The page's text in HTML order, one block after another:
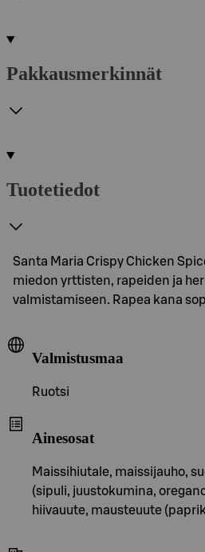
Pakkausmerkinnät
Tuotetiedot
Santa Maria Crispy Chicken
miedon yrttisten, rapeiden ja
valmistamiseen. Rapea kana
Valmistusmaa
Ruotsi
Ainesosat
Maissihiutale, maissijauho,
(sipuli, juustokumina,
hiivauute, mausteuute